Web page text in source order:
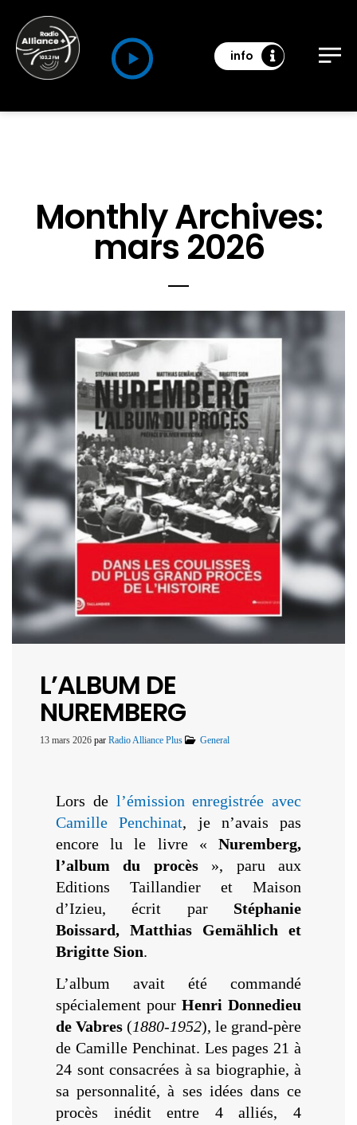
info
Monthly Archives:
mars 2026
L’ALBUM DE
NUREMBERG
13 mars 2026 par Radio Alliance Plus General
Lors de l’émission enregistrée avec
Camille Penchinat, je n’avais pas
encore lu le livre « Nuremberg,
l’album du procès», paru aux
Editions Taillandier et Maison
d’Izieu, écrit par Stéphanie
Boissard, Matthias Gemählich et
Brigitte Sion.
L’album avait été commandé
spécialement pour Henri Donnedieu
de Vabres (1880-1952), le grand-père
de Camille Penchinat. Les pages 21 à
24 sont consacrées à sa biographie, à
sa personnalité, à ses idées dans ce
procès inédit entre 4 alliés, 4